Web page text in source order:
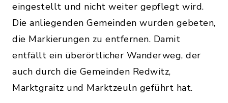
eingestellt und nicht weiter gepflegt wird.
Die anliegenden Gemeinden wurden gebeten,
die Markierungen zu entfernen. Damit
entfällt ein überörtlicher Wanderweg, der
auch durch die Gemeinden Redwitz,
Marktgraitz und Marktzeuln geführt hat.